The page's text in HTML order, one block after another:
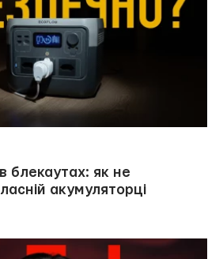
блекаутах: як не
акумуляторці